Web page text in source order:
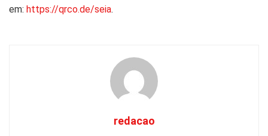
em: https://qrco.de/seia.
redacao